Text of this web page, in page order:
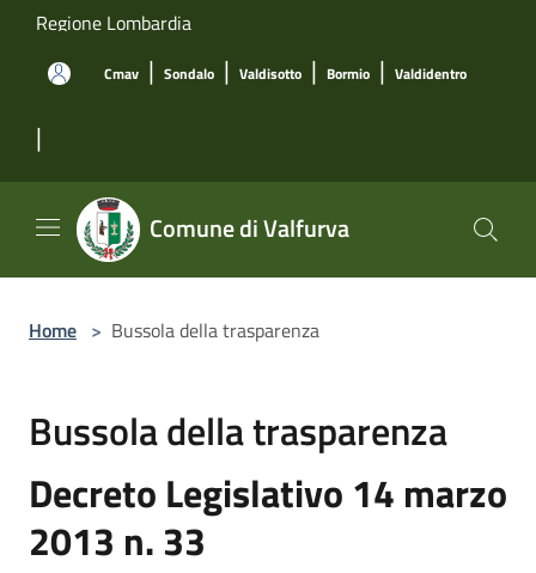
Salta al contenuto principale
Regione Lombardia
Cmav | Sondalo | Valdisotto | Bormio | Valdidentro
|
Comune di Valfurva
Home > Bussola della trasparenza
Bussola della trasparenza
Decreto Legislativo 14 marzo
2013 n. 33